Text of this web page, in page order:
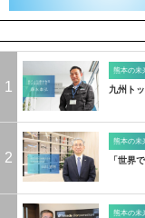
1
熊本の未
九州ト
2
熊本の未
「世界
熊本の未